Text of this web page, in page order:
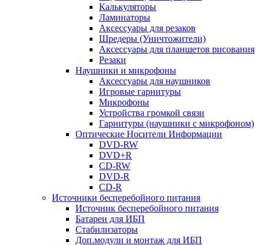
Калькуляторы
Ламинаторы
Аксессуары для резаков
Шредеры (Уничтожители)
Аксессуары для планшетов рисования
Резаки
Наушники и микрофоны
Аксессуары для наушников
Игровые гарнитуры
Микрофоны
Устройства громкой связи
Гарнитуры (наушники с микрофоном)
Оптические Носители Информации
DVD-RW
DVD+R
CD-RW
DVD-R
CD-R
Источники бесперебойного питания
Источник бесперебойного питания
Батареи для ИБП
Стабилизаторы
Доп.модули и монтаж для ИБП